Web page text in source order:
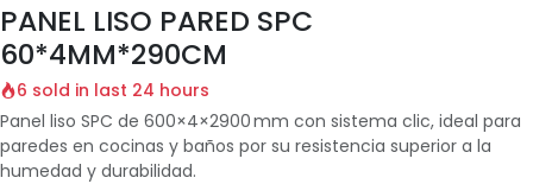
PANEL LISO PARED SPC
60*4MM*290CM
6 sold in last 24 hours
Panel liso SPC de 600×4×2900 mm con sistema clic, ideal para
paredes en cocinas y baños por su resistencia superior a la
humedad y durabilidad.